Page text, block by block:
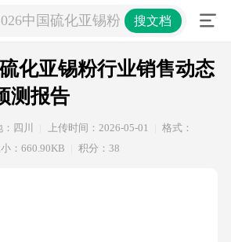
中国硫化亚锡粉行业销售动态与
搜文档
化亚锡粉行业销售动态
测报告
四川 上传时间：2026-05-01
格式：
：660.90KB 积分：38